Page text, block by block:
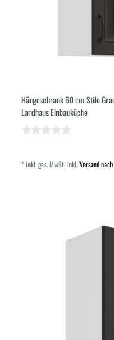
Hängeschrank 60 cm Stilo
Landhaus Einbauküche
*inkl. ges. MwSt.inkl.Versand nach